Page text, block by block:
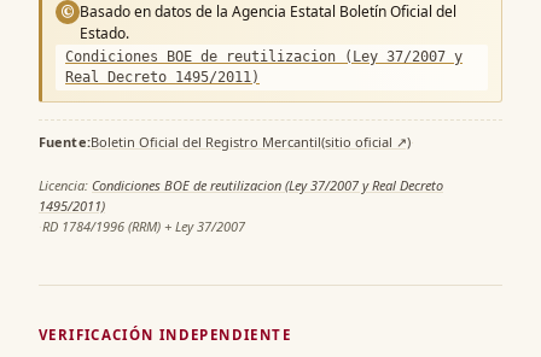
© Basado en datos de la Agencia Estatal Boletín Oficial del
Estado.
Condiciones BOE de reutilizacion (Ley 37/2007 y
Real Decreto 1495/2011)
Fuente:Boletin Oficial del Registro Mercantil(sitio oficial ↗)·
Licencia: Condiciones BOE de reutilizacion (Ley 37/2007 y Real Decreto
1495/2011)
·RD 1784/1996 (RRM) + Ley 37/2007
VERIFICACIÓN INDEPENDIENTE